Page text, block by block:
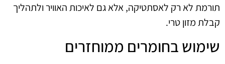
תורמת לא רק לאסתטיקה, אלא גם לאיכות האוויר ולתהליך
קבלת מזון טרי.
שימוש בחומרים ממוחזרים